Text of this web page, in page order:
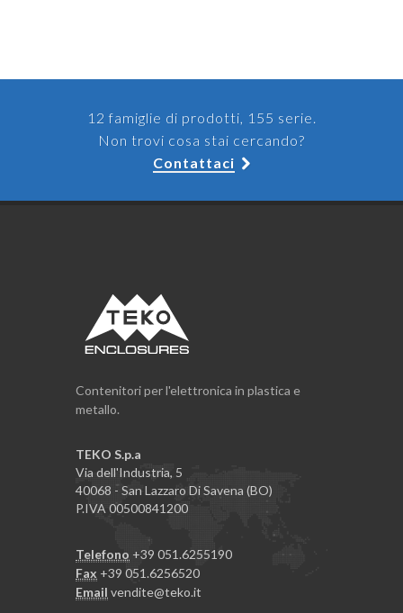
12 famiglie di prodotti, 155 serie.
Non trovi cosa stai cercando?
Contattaci
Contenitori per l'elettronica in plastica e
metallo.
TEKO S.p.a
Via dell'Industria, 5
40068 - San Lazzaro Di Savena (BO)
P.IVA 00500841200
Telefono +39 051.6255190
Fax +39 051.6256520
Email vendite@teko.it